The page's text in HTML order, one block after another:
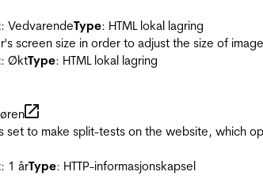
: VedvarendeType: HTML lokal lagring
screen size in order to adjust the size of
: ØktType: HTML lokal lagring
set to make split-tests on the website, which
: 1 årType: HTTP-informasjonskapsel